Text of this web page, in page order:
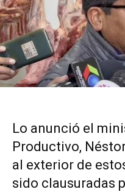
Lo anunció el
Productivo,
al exterior de
sido clausuradas